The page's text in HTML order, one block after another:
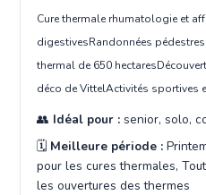
Cure thermale rhumatologie et
digestivesRandonnées
thermal de 650 hectares
déco de VittelActivités sportives
👥 Idéal pour : senior, solo,
🗓️ Meilleure période :
pour les cures thermales,
les ouvertures des thermes